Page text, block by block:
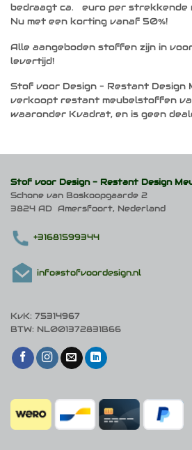
bedraagt ca. euro per strekkende
Nu met een korting vanaf 50%!
Alle aangeboden stoffen zijn in
levertijd!
Stof voor Design – Restant Design
verkoopt restant meubelstoffen
waaronder Kvadrat, en is geen
Stof voor Design - Restant Design
Schone van Boskoopgaarde 2
3824 AD Amersfoort, Nederland
+31681599344
info@stofvoordesign.nl
KvK: 75314967
BTW: NL001372831B66